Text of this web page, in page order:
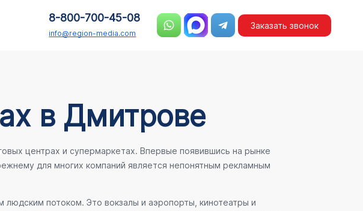
8-800-700-45-08
info@region-media.com
Заказать звонок
в Дмитрове
центрах и супермаркетах. Впервые появившись на рынке
для многих компаний является непонятным рекламным
потоком. Это вокзалы и аэропорты, кинотеатры и